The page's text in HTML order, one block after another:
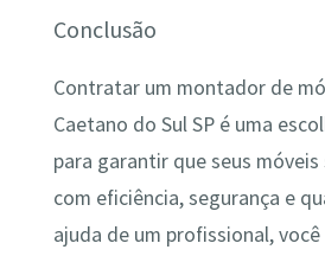
Conclusão
Contratar um montador de
Caetano do Sul SP é uma
para garantir que seus
com eficiência, segurança e
ajuda de um profissional,